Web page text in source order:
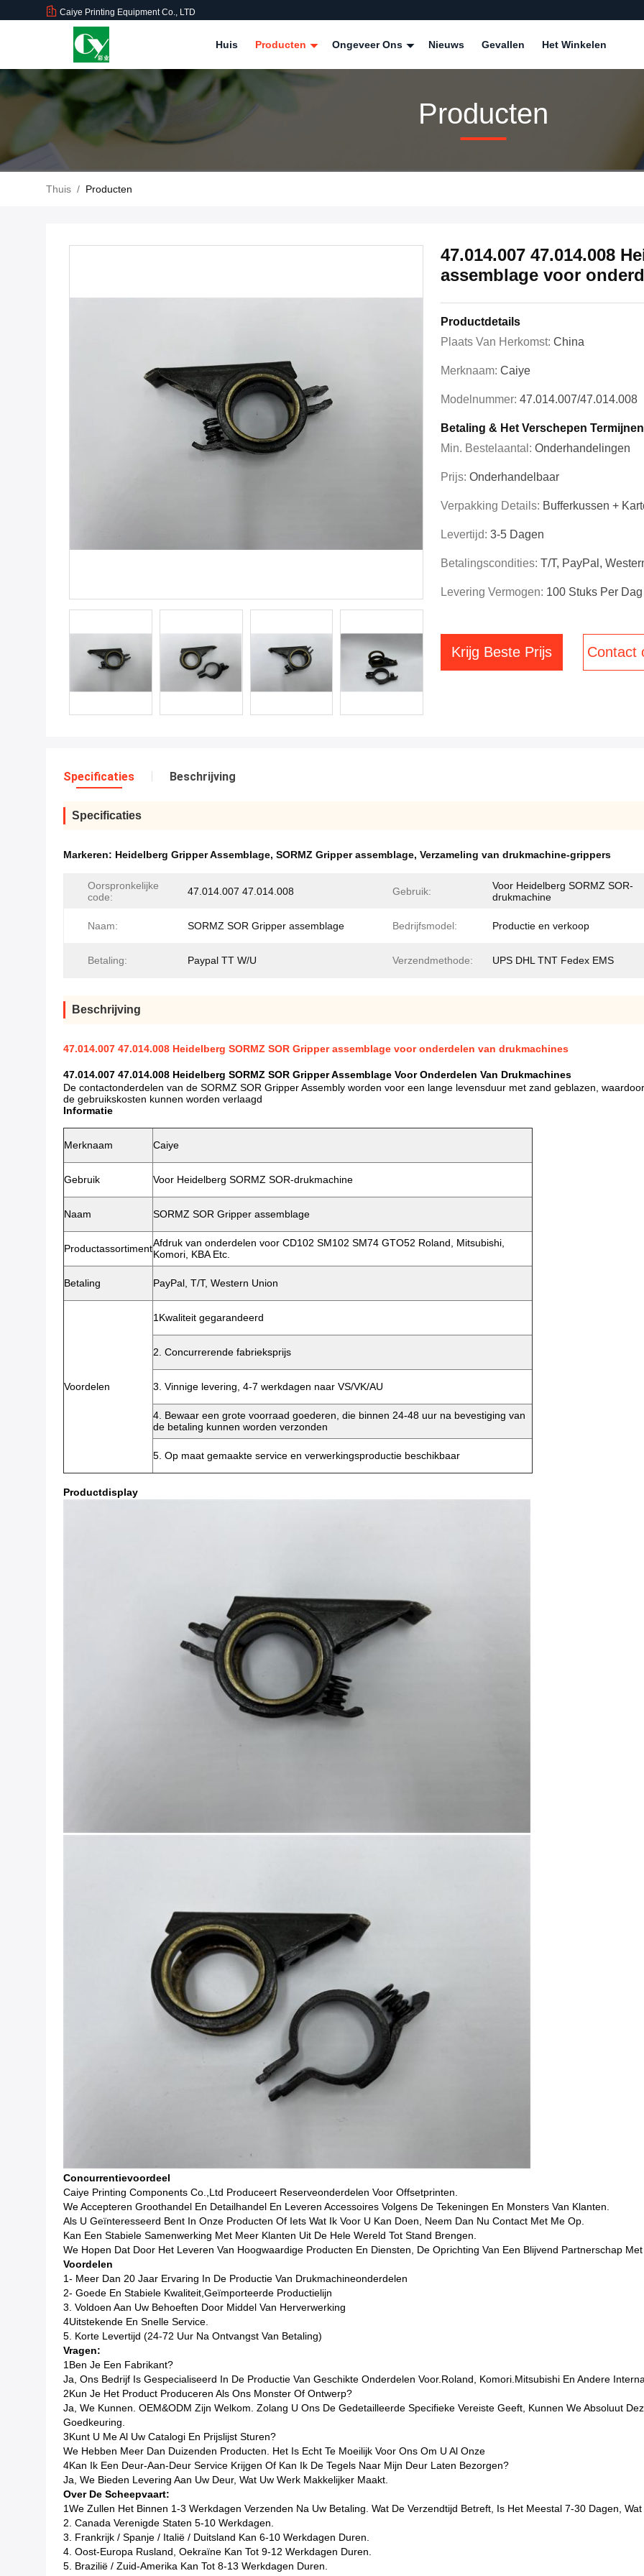
Caiye Printing Equipment Co., LTD
Huis Producten Ongeveer Ons Nieuws Gevallen Het Winkelen
Producten
Thuis / Producten
47.014.007 47.014.008
assemblage voor
Productdetails
Plaats Van Herkomst: China
Merknaam: Caiye
Modelnummer: 47.014.007/47.014.008
Betaling & Het Verschepen Termijnen
Min. Bestelaantal: Onderhandelingen
Prijs: Onderhandelbaar
Verpakking Details: Bufferkussen +
Levertijd: 3-5 Dagen
Betalingscondities: T/T, PayPal,
Levering Vermogen: 100 Stuks Per Dag
Krijg Beste Prijs Contact
Specificaties Beschrijving
Specificaties
Markeren: Heidelberg Gripper Assemblage, SORMZ Gripper assemblage, Verzameling van drukmachine-grippers
Oorspronkelijke
code:
47.014.007 47.014.008 Gebruik:
Voor Heidelberg SORMZ SOR-
drukmachine
Naam: SORMZ SOR Gripper assemblage Bedrijfsmodel: Productie en verkoop
Betaling: Paypal TT W/U Verzendmethode: UPS DHL TNT Fedex EMS
Beschrijving
47.014.007 47.014.008 Heidelberg SORMZ SOR Gripper assemblage voor onderdelen van drukmachines
47.014.007 47.014.008 Heidelberg SORMZ SOR Gripper Assemblage Voor Onderdelen Van Drukmachines
De contactonderdelen van de SORMZ SOR Gripper Assembly worden voor een lange levensduur met zand geblazen,
de gebruikskosten kunnen worden verlaagd
Informatie
Merknaam Caiye
Gebruik Voor Heidelberg SORMZ SOR-drukmachine
Naam SORMZ SOR Gripper assemblage
ProductassortimentAfdruk van onderdelen voor CD102 SM102 SM74 GTO52 Roland, Mitsubishi,
Komori, KBA Etc.
Betaling PayPal, T/T, Western Union
Voordelen
1Kwaliteit gegarandeerd
2. Concurrerende fabrieksprijs
3. Vinnige levering, 4-7 werkdagen naar VS/VK/AU
4. Bewaar een grote voorraad goederen, die binnen 24-48 uur na bevestiging van
de betaling kunnen worden verzonden
5. Op maat gemaakte service en verwerkingsproductie beschikbaar
Productdisplay
Concurrentievoordeel
Caiye Printing Components Co.,Ltd Produceert Reserveonderdelen Voor Offsetprinten.
We Accepteren Groothandel En Detailhandel En Leveren Accessoires Volgens De Tekeningen En Monsters Van Klanten.
Als U Geïnteresseerd Bent In Onze Producten Of Iets Wat Ik Voor U Kan Doen, Neem Dan Nu Contact Met Me Op.
Kan Een Stabiele Samenwerking Met Meer Klanten Uit De Hele Wereld Tot Stand Brengen.
We Hopen Dat Door Het Leveren Van Hoogwaardige Producten En Diensten, De Oprichting Van Een Blijvend Partnerschap
Voordelen
1- Meer Dan 20 Jaar Ervaring In De Productie Van Drukmachineonderdelen
2- Goede En Stabiele Kwaliteit,geïmporteerde Productielijn
3. Voldoen Aan Uw Behoeften Door Middel Van Herverwerking
4Uitstekende En Snelle Service.
5. Korte Levertijd (24-72 Uur Na Ontvangst Van Betaling)
Vragen:
1Ben Je Een Fabrikant?
Ja, Ons Bedrijf Is Gespecialiseerd In De Productie Van Geschikte Onderdelen Voor.Roland, Komori.Mitsubishi En Andere
2Kun Je Het Product Produceren Als Ons Monster Of Ontwerp?
Ja, We Kunnen. OEM&ODM Zijn Welkom. Zolang U Ons De Gedetailleerde Specifieke Vereiste Geeft, Kunnen We Absoluut
Goedkeuring.
3Kunt U Me Al Uw Catalogi En Prijslijst Sturen?
We Hebben Meer Dan Duizenden Producten. Het Is Echt Te Moeilijk Voor Ons Om U Al Onze
4Kan Ik Een Deur-Aan-Deur Service Krijgen Of Kan Ik De Tegels Naar Mijn Deur Laten Bezorgen?
Ja, We Bieden Levering Aan Uw Deur, Wat Uw Werk Makkelijker Maakt.
Over De Scheepvaart:
1We Zullen Het Binnen 1-3 Werkdagen Verzenden Na Uw Betaling. Wat De Verzendtijd Betreft, Is Het Meestal 7-30 Dagen,
2. Canada Verenigde Staten 5-10 Werkdagen.
3. Frankrijk / Spanje / Italië / Duitsland Kan 6-10 Werkdagen Duren.
4. Oost-Europa Rusland, Oekraïne Kan Tot 9-12 Werkdagen Duren.
5. Brazilië / Zuid-Amerika Kan Tot 8-13 Werkdagen Duren.